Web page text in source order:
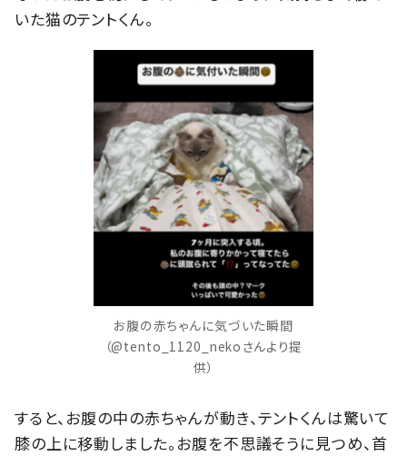
いた猫のテントくん。
お腹の赤ちゃんに気づいた瞬間
（@tento_1120_nekoさんより提
供）
すると、お腹の中の赤ちゃんが動き、テントくんは驚いて
膝の上に移動しました。お腹を不思議そうに見つめ、首